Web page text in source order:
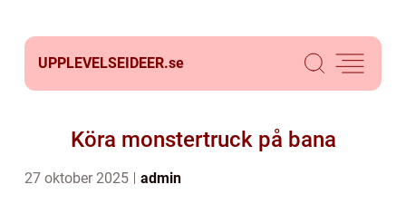
UPPLEVELSEIDEER.se
Köra monstertruck på bana
27 oktober 2025 admin